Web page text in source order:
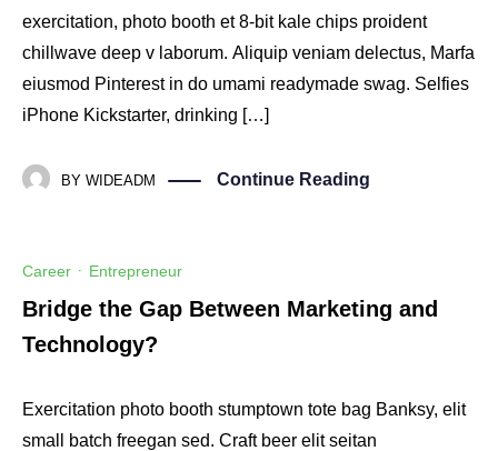
exercitation, photo booth et 8-bit kale chips proident
chillwave deep v laborum. Aliquip veniam delectus, Marfa
eiusmod Pinterest in do umami readymade swag. Selfies
iPhone Kickstarter, drinking […]
BY WIDEADM Continue Reading
Career · Entrepreneur
Bridge the Gap Between Marketing and
Technology?
Exercitation photo booth stumptown tote bag Banksy, elit
small batch freegan sed. Craft beer elit seitan